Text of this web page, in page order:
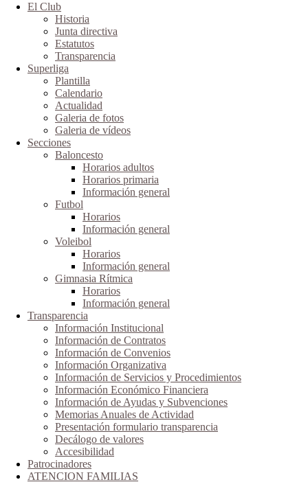
El Club
Historia
Junta directiva
Estatutos
Transparencia
Superliga
Plantilla
Calendario
Actualidad
Galeria de fotos
Galeria de vídeos
Secciones
Baloncesto
Horarios adultos
Horarios primaria
Información general
Futbol
Horarios
Información general
Voleibol
Horarios
Información general
Gimnasia Rítmica
Horarios
Información general
Transparencia
Información Institucional
Información de Contratos
Información de Convenios
Información Organizativa
Información de Servicios y Procedimientos
Información Económico Financiera
Información de Ayudas y Subvenciones
Memorias Anuales de Actividad
Presentación formulario transparencia
Decálogo de valores
Accesibilidad
Patrocinadores
ATENCION FAMILIAS